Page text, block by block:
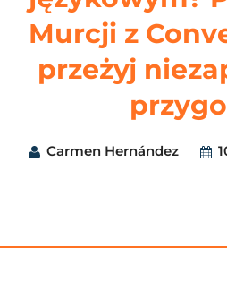
Murcji z
przeżyj
Carmen Hernández